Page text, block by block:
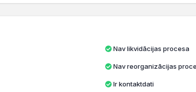
Nav likvidācijas procesa
Nav reorganizācijas
Ir kontaktdati